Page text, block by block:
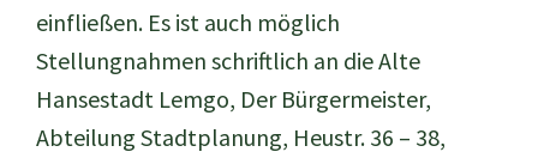
einfließen. Es ist auch möglich
Stellungnahmen schriftlich an die Alte
Hansestadt Lemgo, Der Bürgermeister,
Abteilung Stadtplanung, Heustr. 36 – 38,